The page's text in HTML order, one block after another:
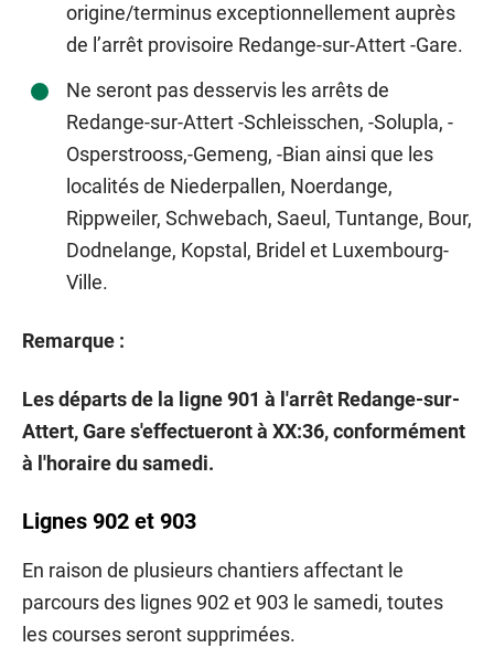
origine/terminus exceptionnellement auprès
de l’arrêt provisoire Redange-sur-Attert -Gare.
Ne seront pas desservis les arrêts de
Redange-sur-Attert -Schleisschen, -Solupla, -
Osperstrooss,-Gemeng, -Bian ainsi que les
localités de Niederpallen, Noerdange,
Rippweiler, Schwebach, Saeul, Tuntange, Bour,
Dodnelange, Kopstal, Bridel et Luxembourg-
Ville.
Remarque :
Les départs de la ligne 901 à l'arrêt Redange-sur-
Attert, Gare s'effectueront à XX:36, conformément
à l'horaire du samedi.
Lignes 902 et 903
En raison de plusieurs chantiers affectant le
parcours des lignes 902 et 903 le samedi, toutes
les courses seront supprimées.